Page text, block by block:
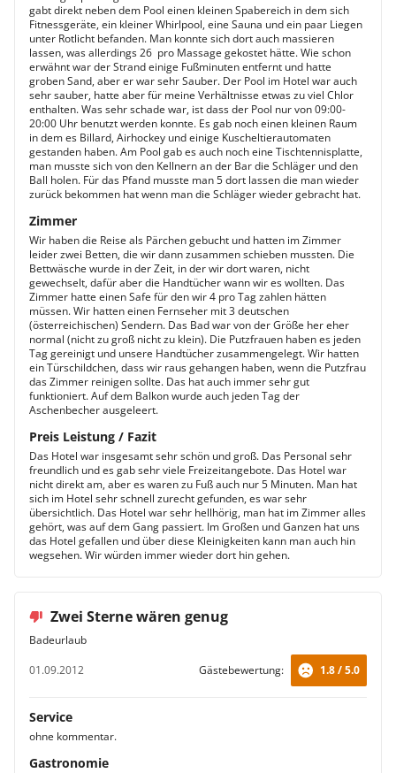
gabt direkt neben dem Pool einen kleinen Spabereich in dem sich
Fitnessgeräte, ein kleiner Whirlpool, eine Sauna und ein paar Liegen
unter Rotlicht befanden. Man konnte sich dort auch massieren
lassen, was allerdings 26  pro Massage gekostet hätte. Wie schon
erwähnt war der Strand einige Fußminuten entfernt und hatte
groben Sand, aber er war sehr Sauber. Der Pool im Hotel war auch
sehr sauber, hatte aber für meine Verhältnisse etwas zu viel Chlor
enthalten. Was sehr schade war, ist dass der Pool nur von 09:00-
20:00 Uhr benutzt werden konnte. Es gab noch einen kleinen Raum
in dem es Billard, Airhockey und einige Kuscheltierautomaten
gestanden haben. Am Pool gab es auch noch eine Tischtennisplatte,
man musste sich von den Kellnern an der Bar die Schläger und den
Ball holen. Für das Pfand musste man 5 dort lassen die man wieder
zurück bekommen hat wenn man die Schläger wieder gebracht hat.
Zimmer
Wir haben die Reise als Pärchen gebucht und hatten im Zimmer
leider zwei Betten, die wir dann zusammen schieben mussten. Die
Bettwäsche wurde in der Zeit, in der wir dort waren, nicht
gewechselt, dafür aber die Handtücher wann wir es wollten. Das
Zimmer hatte einen Safe für den wir 4 pro Tag zahlen hätten
müssen. Wir hatten einen Fernseher mit 3 deutschen
(österreichischen) Sendern. Das Bad war von der Größe her eher
normal (nicht zu groß nicht zu klein). Die Putzfrauen haben es jeden
Tag gereinigt und unsere Handtücher zusammengelegt. Wir hatten
ein Türschildchen, dass wir raus gehangen haben, wenn die Putzfrau
das Zimmer reinigen sollte. Das hat auch immer sehr gut
funktioniert. Auf dem Balkon wurde auch jeden Tag der
Aschenbecher ausgeleert.
Preis Leistung / Fazit
Das Hotel war insgesamt sehr schön und groß. Das Personal sehr
freundlich und es gab sehr viele Freizeitangebote. Das Hotel war
nicht direkt am, aber es waren zu Fuß auch nur 5 Minuten. Man hat
sich im Hotel sehr schnell zurecht gefunden, es war sehr
übersichtlich. Das Hotel war sehr hellhörig, man hat im Zimmer alles
gehört, was auf dem Gang passiert. Im Großen und Ganzen hat uns
das Hotel gefallen und über diese Kleinigkeiten kann man auch hin
wegsehen. Wir würden immer wieder dort hin gehen.
Zwei Sterne wären genug
Badeurlaub
01.09.2012
Gästebewertung: 1.8 / 5.0
Service
ohne kommentar.
Gastronomie